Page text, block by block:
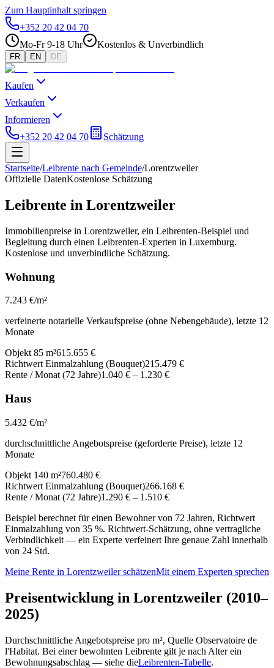
Zum Hauptinhalt springen
+352 20 42 04 70
Mo-Fr 9-18 Uhr
Kostenlos & Unverbindlich
FR EN DE
Kaufen
Verkaufen
Informieren
+352 20 42 04 70
Schätzung
Startseite/Leibrente nach Gemeinde/Lorentzweiler
Offizielle DatenKostenlose Schätzung
Leibrente in Lorentzweiler
Immobilienpreise in Lorentzweiler, ein Leibrenten-Beispiel und
Begleitung durch einen Leibrenten-Experten in Luxemburg.
Kostenlose und unverbindliche Schätzung.
Wohnung
7.243 €/m²
verfeinerte notarielle Verkaufspreise (ohne Nebengebäude), letzte 12
Monate
Objekt 85 m²615.655 €
Richtwert Einmalzahlung (Bouquet)215.479 €
Rente / Monat (72 Jahre)1.040 € – 1.230 €
Haus
5.432 €/m²
durchschnittliche Angebotspreise (geforderte Preise), letzte 12
Monate
Objekt 140 m²760.480 €
Richtwert Einmalzahlung (Bouquet)266.168 €
Rente / Monat (72 Jahre)1.290 € – 1.510 €
Beispiel berechnet für einen Bewohner von 72 Jahren, Richtwert
Einmalzahlung von 35 %. Richtwert-Schätzung, ohne vertragliche
Verbindlichkeit — ein Experte verfeinert Ihre genaue Zahl innerhalb
von 24 Std.
Meine Rente in Lorentzweiler schätzenMit einem Experten sprechen
Preisentwicklung in Lorentzweiler (2010–
2025)
Durchschnittliche Angebotspreise pro m², Quelle Observatoire de
l'Habitat. Bei einer bewohnten Leibrente gilt je nach Alter ein
Bewohnungsabschlag — siehe dieLeibrenten-Tabelle.